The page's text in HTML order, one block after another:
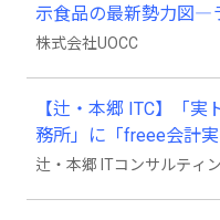
示食品の最新勢力図―
2025年4月以降の変化
株式会社UOCC
【辻・本郷 ITC】「実
務所」に「freee会計実
新規追加
辻・本郷 ITコンサルティ